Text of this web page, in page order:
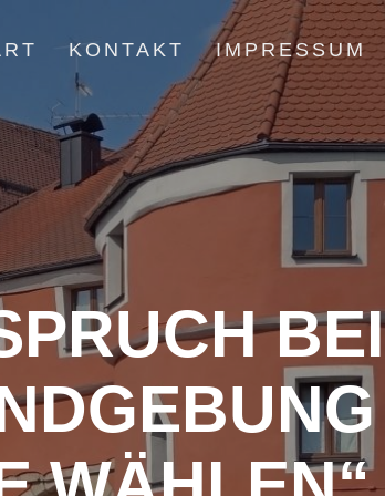
KONTAKT IMPRESSUM
BEI U
„